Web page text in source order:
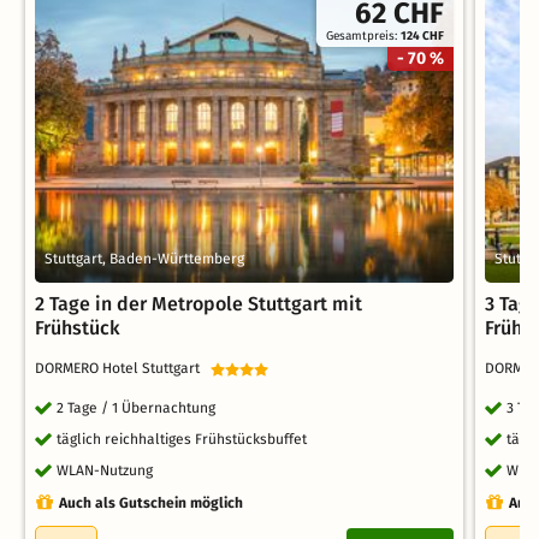
62 CHF
Gesamtpreis:124 CHF
- 70 %
Stuttgart, Baden-Württemberg
2 Tage in der Metropole Stuttgart mit
Frühstück
DORMERO Hotel Stuttgart
2 Tage / 1 Übernachtung
täglich reichhaltiges Frühstücksbuffet
WLAN-Nutzung
Auch als Gutschein möglich
3
3